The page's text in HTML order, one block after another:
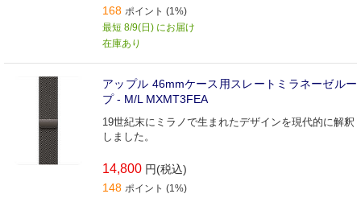
168 ポイント (1%)
最短 8/9(日) にお届け
在庫あり
アップル 46mmケース用スレートミラネーゼルー
プ - M/L MXMT3FEA
19世紀末にミラノで生まれたデザインを現代的に解釈
しました。
14,800 円(税込)
148 ポイント (1%)